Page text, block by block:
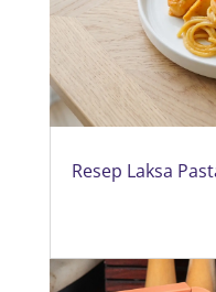
Resep Laksa